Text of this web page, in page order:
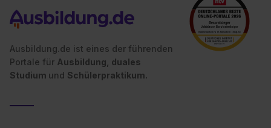
Ausbildung.de ist eines der führenden
Portale für Ausbildung, duales
Studium und Schülerpraktikum.